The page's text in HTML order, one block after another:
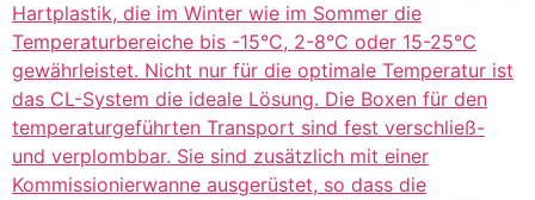
Hartplastik, die im Winter wie im Sommer die
Temperaturbereiche bis -15°C, 2-8°C oder 15-25°C
gewährleistet. Nicht nur für die optimale Temperatur ist
das CL-System die ideale Lösung. Die Boxen für den
temperaturgeführten Transport sind fest verschließ-
und verplombbar. Sie sind zusätzlich mit einer
Kommissionierwanne ausgerüstet, so dass die